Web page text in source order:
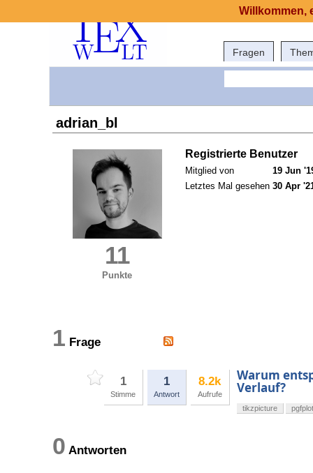
Fragen
adrian_bl
11
Punkte
Registrierte Benutzer
Mitglied von
19 Jun
Letztes Mal gesehen 30 Apr
1 Frage
1
Stimme
1
Antwort
8.2k
Aufrufe
Warum
Verlauf?
tikzpicture
0 Antworten
Willkommen,